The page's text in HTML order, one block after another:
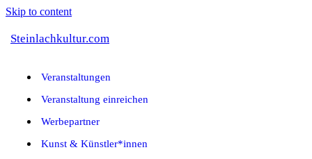
Skip to content
Steinlachkultur.com
Veranstaltungen
Veranstaltung einreichen
Werbepartner
Kunst & Künstler*innen